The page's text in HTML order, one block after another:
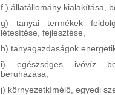
f ) állatállomány kialakítása,
g) tanyai termékek
létesítése, fejlesztése,
h) tanyagazdaságok
i) egészséges ivóvíz
beruházása,
j) környezetkímélő, egyedi